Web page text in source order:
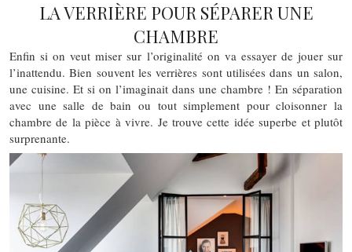
LA VERRIÈRE POUR SÉPARER UNE
CHAMBRE
Enfin si on veut miser sur l’originalité on va essayer de jouer sur
l’inattendu. Bien souvent les verrières sont utilisées dans un salon,
une cuisine. Et si on l’imaginait dans une chambre ! En séparation
avec une salle de bain ou tout simplement pour cloisonner la
chambre de la pièce à vivre. Je trouve cette idée superbe et plutôt
surprenante.